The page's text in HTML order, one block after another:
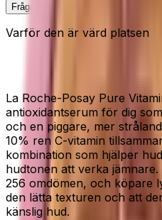
Fråga Elin om denna
Varför den är värd platsen
C-vitamin för
La Roche-Posay Pure
antioxidantserum för dig
och en piggare, mer
10% ren C-vitamin
kombination som hjälper
hudtonen att verka
256 omdömen, och köpare
den lätta texturen och att
känslig hud.